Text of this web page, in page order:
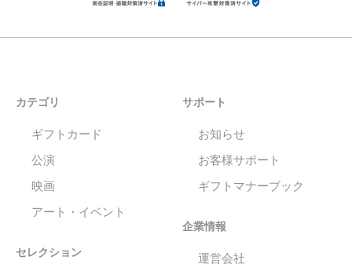
カテゴリ
ギフトカード
公演
映画
アート・イベント
セレクション
サポート
お知らせ
お客様サポート
ギフトマナーブック
企業情報
運営会社